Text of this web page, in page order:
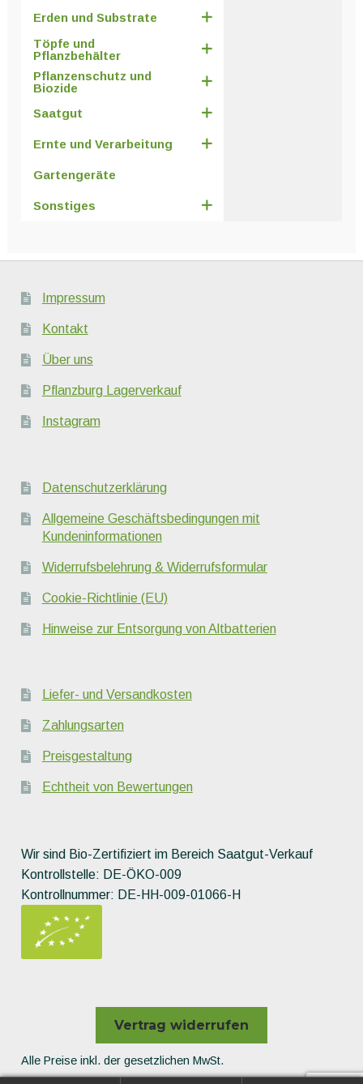
Erden und Substrate
Töpfe und
Pflanzbehälter
Pflanzenschutz und
Biozide
Saatgut
Ernte und Verarbeitung
Gartengeräte
Sonstiges
Impressum
Kontakt
Über uns
Pflanzburg Lagerverkauf
Instagram
Datenschutzerklärung
Allgemeine Geschäftsbedingungen mit
Kundeninformationen
Widerrufsbelehrung & Widerrufsformular
Cookie-Richtlinie (EU)
Hinweise zur Entsorgung von Altbatterien
Liefer- und Versandkosten
Zahlungsarten
Preisgestaltung
Echtheit von Bewertungen
Wir sind Bio-Zertifiziert im Bereich Saatgut-Verkauf
Kontrollstelle: DE-ÖKO-009
Kontrollnummer: DE-HH-009-01066-H
Vertrag widerrufen
Alle Preise inkl. der gesetzlichen MwSt.